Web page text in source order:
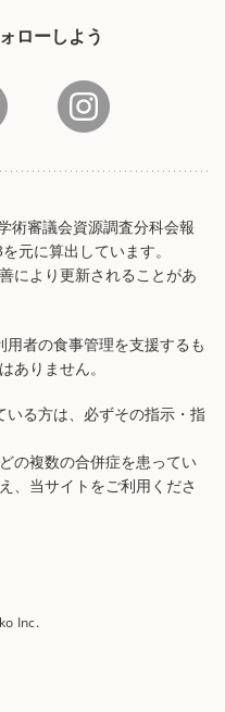
ローしよう
術審議会資源調査分科会報
元に算出しています。
により更新されることがあ
者の食事管理を支援するも
ありません。
る方は、必ずその指示・指
の複数の合併症を患ってい
、当サイトをご利用くださ
Inc.